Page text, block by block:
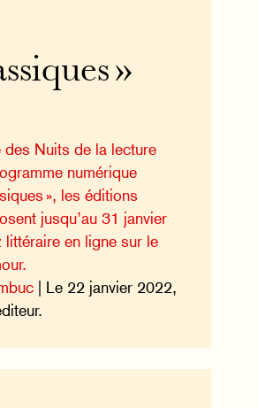
»
des Nuits de la lecture
numérique
», les éditions
jusqu’au 31 janvier
littéraire en ligne sur le
| Le 22 janvier 2022,